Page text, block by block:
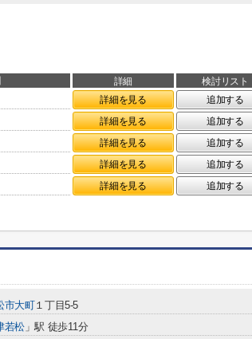
詳細 検討リスト
詳細を見る 追加する
詳細を見る 追加する
詳細を見る 追加する
詳細を見る 追加する
詳細を見る 追加する
市大町１丁目5-5
若松」駅 徒歩11分